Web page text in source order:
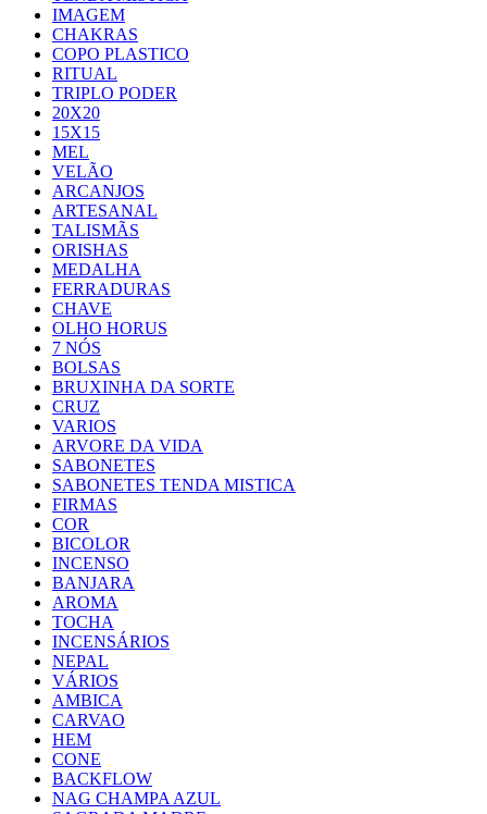
IMAGEM
CHAKRAS
COPO PLASTICO
RITUAL
TRIPLO PODER
20X20
15X15
MEL
VELÃO
ARCANJOS
ARTESANAL
TALISMÃS
ORISHAS
MEDALHA
FERRADURAS
CHAVE
OLHO HORUS
7 NÓS
BOLSAS
BRUXINHA DA SORTE
CRUZ
VARIOS
ARVORE DA VIDA
SABONETES
SABONETES TENDA MISTICA
FIRMAS
COR
BICOLOR
INCENSO
BANJARA
AROMA
TOCHA
INCENSÁRIOS
NEPAL
VÁRIOS
AMBICA
CARVAO
HEM
CONE
BACKFLOW
NAG CHAMPA AZUL